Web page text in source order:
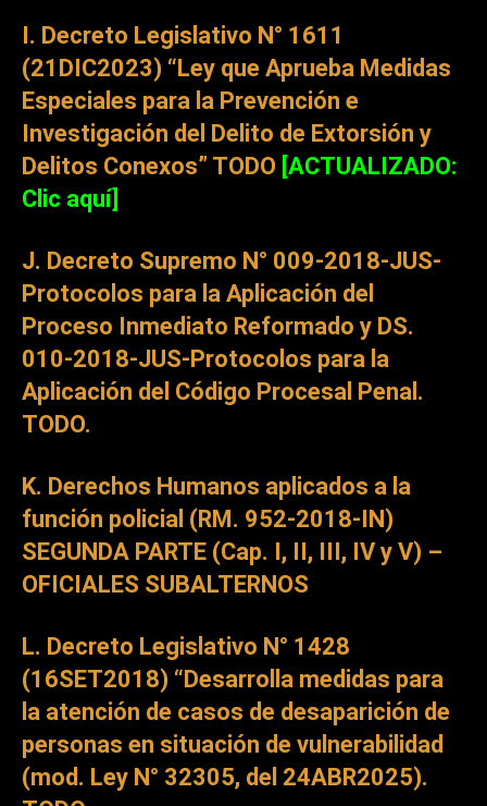
I. Decreto Legislativo N° 1611
(21DIC2023) “Ley que Aprueba Medidas
Especiales para la Prevención e
Investigación del Delito de Extorsión y
Delitos Conexos” TODO [ACTUALIZADO:
Clic aquí]
J. Decreto Supremo N° 009-2018-JUS-
Protocolos para la Aplicación del
Proceso Inmediato Reformado y DS.
010-2018-JUS-Protocolos para la
Aplicación del Código Procesal Penal.
TODO.
K. Derechos Humanos aplicados a la
función policial (RM. 952-2018-IN)
SEGUNDA PARTE (Cap. I, II, III, IV y V) –
OFICIALES SUBALTERNOS
L. Decreto Legislativo N° 1428
(16SET2018) “Desarrolla medidas para
la atención de casos de desaparición de
personas en situación de vulnerabilidad
(mod. Ley N° 32305, del 24ABR2025).